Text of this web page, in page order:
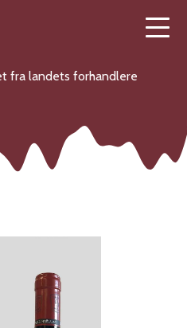
fra landets forhandlere